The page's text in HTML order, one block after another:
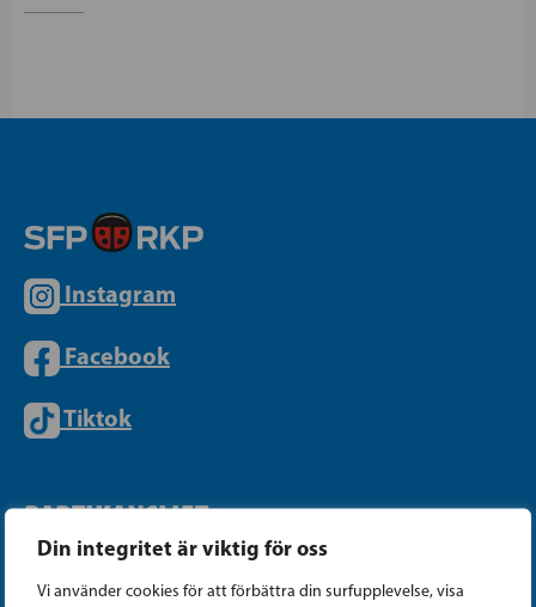
Din integritet är viktig för oss
Vi använder cookies för att förbättra din surfupplevelse, visa
Instagram
Facebook
Tiktok
PARTIKANSLIET
Telefon (09) 693 070